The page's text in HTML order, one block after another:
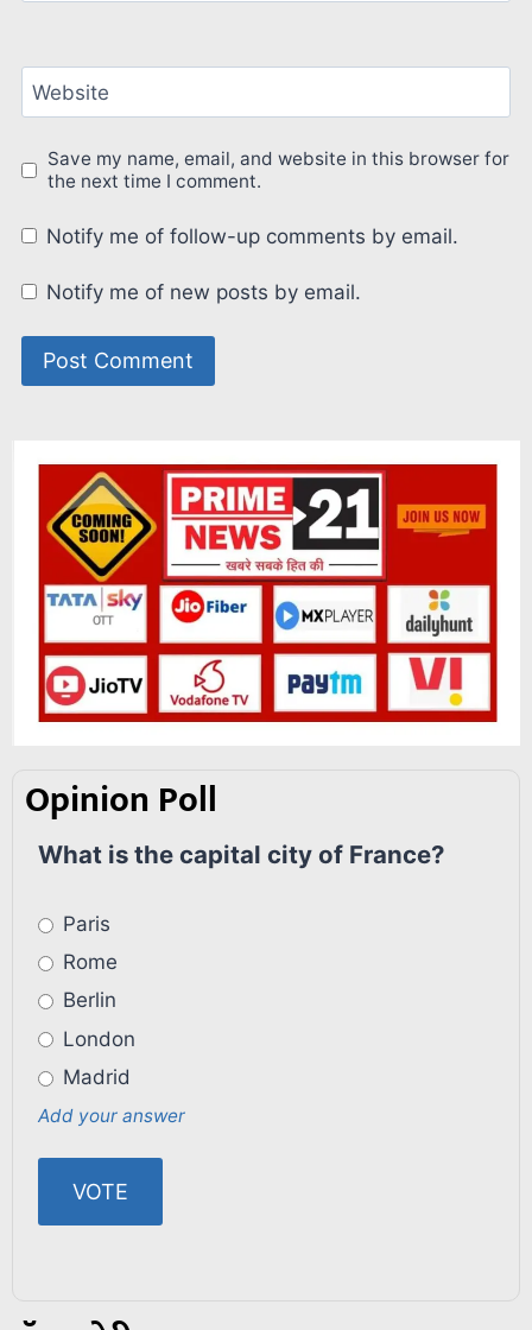
Website
Save my name, email, and website in this browser for
the next time I comment.
Notify me of follow-up comments by email.
Notify me of new posts by email.
Opinion Poll
What is the capital city of France?
Paris
Rome
Berlin
London
Madrid
Add your answer